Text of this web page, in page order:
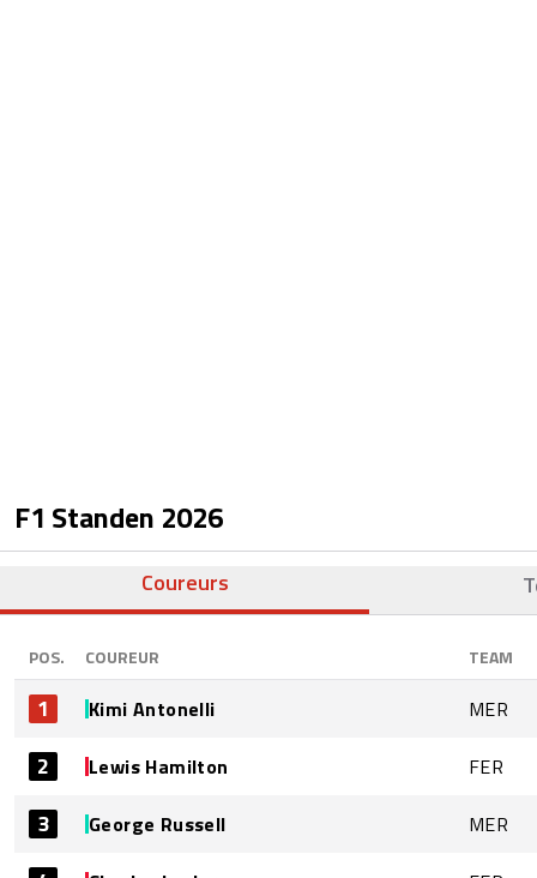
F1 Standen 2026
Coureurs
POS. COUREUR TEAM
1 Kimi Antonelli MER
2 Lewis Hamilton FER
3 George Russell MER